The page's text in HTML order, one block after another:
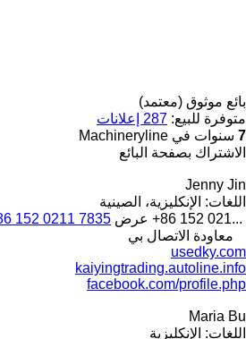
بائع موثوق (معتمد)
متوفرة للبيع: 287 إعلانات
7 سنوات في Machineryline
الاشتراك بصفحة البائع
Jenny Jin
اللغات: الإنكليزية، الصينية
+86 152 021... عرض 152 0211 7835
معاودة الاتصال بي
usedky.com
kaiyingtrading.autoline.info
facebook.com/profile.php
Maria Bu
اللغات: الإنكليزية